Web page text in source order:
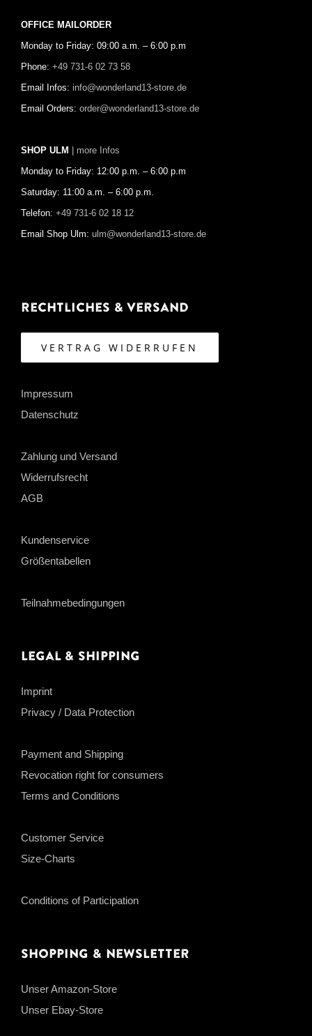
OFFICE MAILORDER
Monday to Friday: 09:00 a.m. – 6:00 p.m
Phone: +49 731-6 02 73 58
Email Infos: info@wonderland13-store.de
Email Orders: order@wonderland13-store.de
SHOP ULM | more Infos
Monday to Friday: 12:00 p.m. – 6:00 p.m
Saturday: 11:00 a.m. – 6:00 p.m.
Telefon: +49 731-6 02 18 12
Email Shop Ulm: ulm@wonderland13-store.de
Rechtliches & Versand
VERTRAG WIDERRUFEN
Impressum
Datenschutz
Zahlung und Versand
Widerrufsrecht
AGB
Kundenservice
Größentabellen
Teilnahmebedingungen
Legal & Shipping
Imprint
Privacy / Data Protection
Payment and Shipping
Revocation right for consumers
Terms and Conditions
Customer Service
Size-Charts
Conditions of Participation
Shopping & Newsletter
Unser Amazon-Store
Unser Ebay-Store